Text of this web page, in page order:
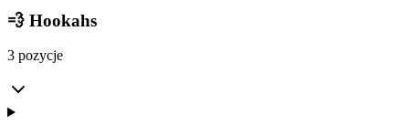
💨 Hookahs
3 pozycje